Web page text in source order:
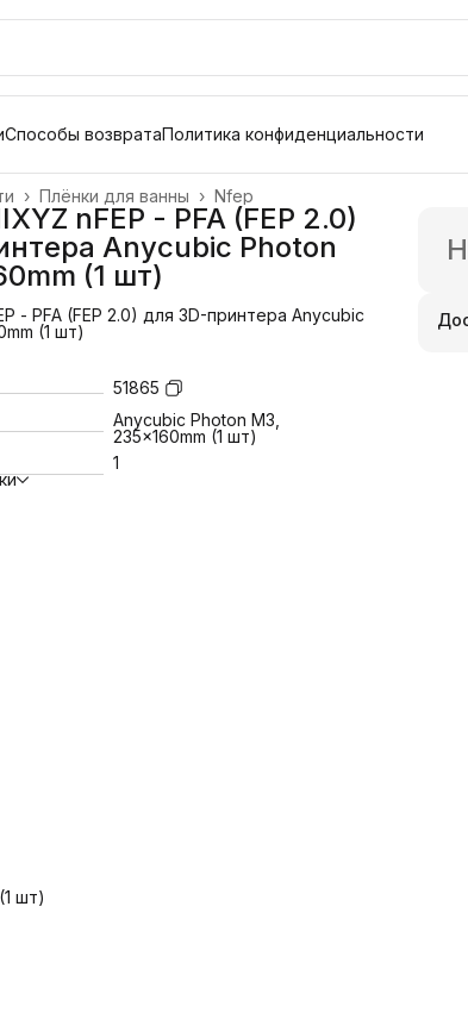
Способы возвратаПолитика конфиденциальности
Nfep
Плёнки для ванны ›
›
nFEP - PFA (FEP 2.0)
Anycubic Photon
(1 шт)
- PFA (FEP 2.0) для 3D-принтера Anycubic
(1 шт)
51865
Anycubic Photon M3,
235x160mm (1 шт)
1
шт)